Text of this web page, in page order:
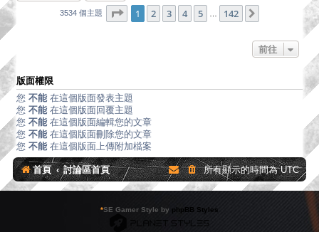
3534 個主題 1 頁 (共142頁)
1 2 3 4 5 142
前往
版面權限
您 不能 在這個版面發表主題
您 不能 在這個版面回覆主題
您 不能 在這個版面編輯您的文章
您 不能 在這個版面刪除您的文章
您 不能 在這個版面上傳附加檔案
首頁 討論區首頁 所有顯示的時間為UTC
*SE Gamer Style by phpBB Styles